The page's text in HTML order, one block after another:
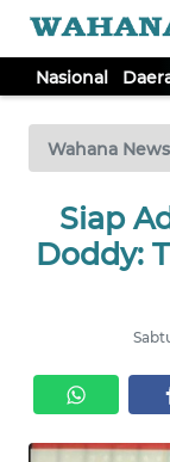
Nasional
Wahana News
Siap
Doddy:
TV
Tutup
NASIONAL
KRIMINAL